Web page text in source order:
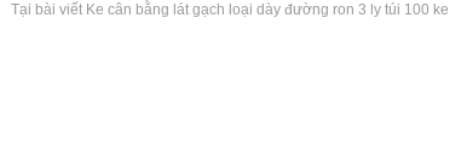
Tại bài viết Ke cân bằng lát gạch loại dày đường ron 3 ly túi 100 ke